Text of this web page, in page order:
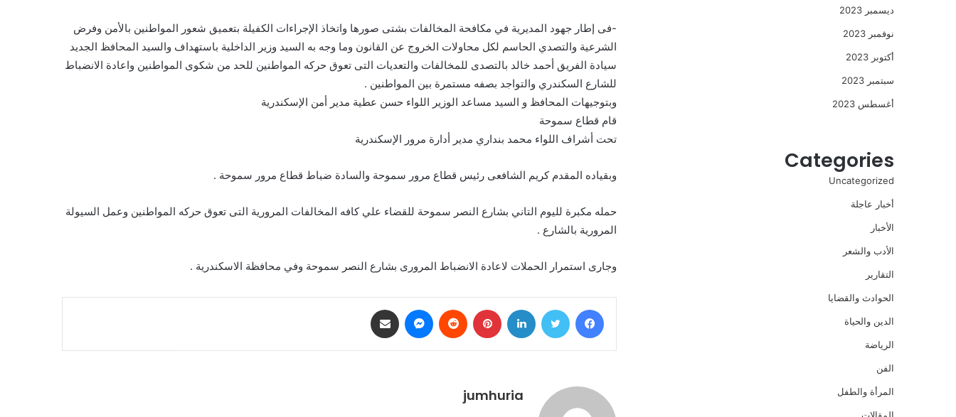
-فى إطار جهود المديرية في مكافحة المخالفات بشتى صورها واتخاذ الإجراءات الكفيلة بتعميق شعور المواطنين بالأمن وفرض
الشرعية والتصدي الحاسم لكل محاولات الخروج عن القانون وما وجه به السيد وزير الداخلية باستهداف والسيد المحافظ الجديد
سيادة الفريق أحمد خالد بالتصدى للمخالفات والتعديات التى تعوق حركه المواطنين للحد من شكوى المواطنين واعادة الانضباط
للشارع السكندري والتواجد بصفه مستمرة بين المواطنين .
وبتوجيهات المحافظ و السيد مساعد الوزير اللواء حسن عطية مدير أمن الإسكندرية
قام قطاع سموحة
تحت أشراف اللواء محمد بنداري مدير أدارة مرور الإسكندرية
وبقياده المقدم كريم الشافعى رئيس قطاع مرور سموحة والسادة ضباط قطاع مرور سموحة .
حمله مكبرة لليوم التاني بشارع النصر سموحة للقضاء علي كافه المخالفات المرورية التى تعوق حركه المواطنين وعمل السيولة
المرورية بالشارع .
وجارى استمرار الحملات لاعادة الانضباط المرورى بشارع النصر سموحة وفي محافظة الاسكندرية .
فيسبوك تويتر لينكدإن بينتيريست ماسنجر
jumhuria
ديسمبر 2023
نوفمبر 2023
أكتوبر 2023
سبتمبر 2023
أغسطس 2023
Categories
Uncategorized
أخبار عاجلة
الأخبار
الأدب والشعر
التقارير
الحوادث والقضايا
الدين والحياة
الرياضة
الفن
المرأة والطفل